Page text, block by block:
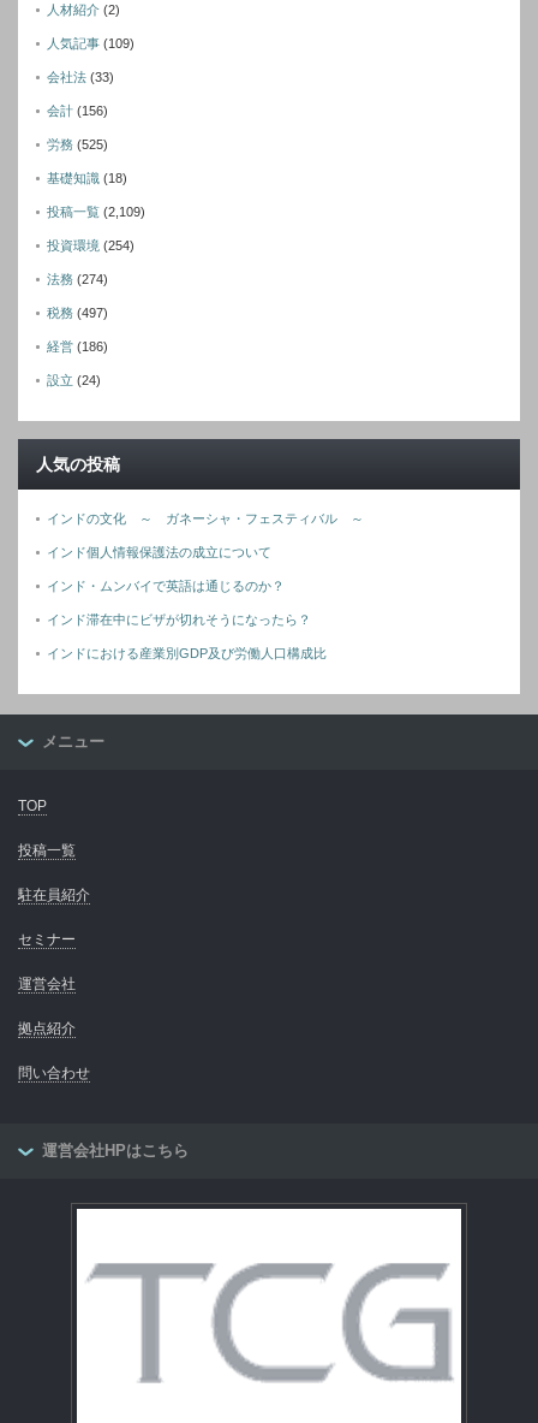
人材紹介 (2)
人気記事 (109)
会社法 (33)
会計 (156)
労務 (525)
基礎知識 (18)
投稿一覧 (2,109)
投資環境 (254)
法務 (274)
税務 (497)
経営 (186)
設立 (24)
人気の投稿
インドの文化 ～ ガネーシャ・フェスティバル ～
インド個人情報保護法の成立について
インド・ムンバイで英語は通じるのか？
インド滞在中にビザが切れそうになったら？
インドにおける産業別GDP及び労働人口構成比
メニュー
TOP
投稿一覧
駐在員紹介
セミナー
運営会社
拠点紹介
問い合わせ
運営会社HPはこちら